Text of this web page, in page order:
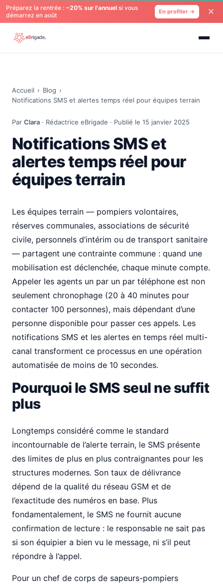
Préparez la rentrée : −20% sur l'annuel si vous
démarrez en août
En profiter →
Accueil › Blog ›
Notifications SMS et alertes temps réel pour équipes terrain
Par Clara · Rédactrice eBrigade · Publié le 15 janvier 2025
Notifications SMS et
alertes temps réel pour
équipes terrain
Les équipes terrain — pompiers volontaires,
réserves communales, associations de sécurité
civile, personnels d’intérim ou de transport sanitaire
— partagent une contrainte commune : quand une
mobilisation est déclenchée, chaque minute compte.
Appeler les agents un par un par téléphone est non
seulement chronophage (20 à 40 minutes pour
contacter 100 personnes), mais dépendant d’une
personne disponible pour passer ces appels. Les
notifications SMS et les alertes en temps réel multi-
canal transforment ce processus en une opération
automatisée de moins de 10 secondes.
Pourquoi le SMS seul ne suffit
plus
Longtemps considéré comme le standard
incontournable de l’alerte terrain, le SMS présente
des limites de plus en plus contraignantes pour les
structures modernes. Son taux de délivrance
dépend de la qualité du réseau GSM et de
l’exactitude des numéros en base. Plus
fondamentalement, le SMS ne fournit aucune
confirmation de lecture : le responsable ne sait pas
si son équipier a bien vu le message, ni s’il peut
répondre à l’appel.
Pour un chef de corps de sapeurs-pompiers